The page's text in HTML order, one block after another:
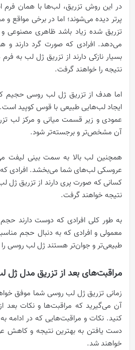
در این روش تزریق، لب‌ها با همان فرم
پرتر دیده می‌شوند؛ اما در برخی مواقع
تزریق شده زیاد باشد ظاهری مصنوعی
می‌دهد.افرادی که صورت گرد دارند
بسیار نازکی دارند از تزریق ژل لب به
نتیجه را خواهند گرفت.
اما هدف از تزریق ژل لب روسی حجیم
ایجاد لب‌هایی طبیعی با قوس کوپید است.
عمودی و زیر قسمت میانی و مرکز لب
آن مشخص‌تر و برجسته‌تر شود.
همچنین لب بالا به سمت بینی لیفت
عروسکی لب‌های شما می‌بخشد. افرادی
کسانی که صورت پری دارند از تزریق ژل
نتیجه خواهند گرفت.
به طور کلی افرادی که دوست دارند
معمولی و افرادی که به دنبال حجم
طبیعی‌تر و جوان‌تر هستند ژل لب روسی را
مراقبت‌های بعد از تزریق مدل
زمانی تزریق ژل لب روسی شما موفق
آن می‌گیرید که مراقبت‌ها و نکات بعد
کنید. نکات و مراقبت‌هایی که در ادامه
دست یافتن به بهترین نتیجه و کاهش
خواهند شد.